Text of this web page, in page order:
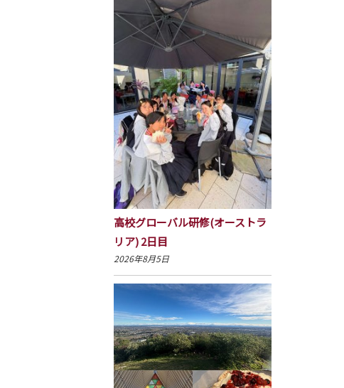
高校グローバル研修(オーストラ
リア) 2日目
2026年8月5日